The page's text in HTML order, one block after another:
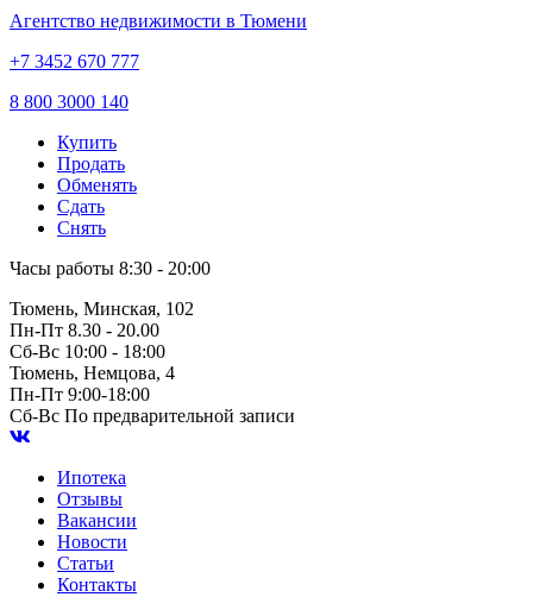
Агентство недвижимости в Тюмени
+7 3452 670 777
8 800 3000 140
Купить
Продать
Обменять
Сдать
Снять
Часы работы 8:30 - 20:00
Тюмень, Минская, 102
Пн-Пт 8.30 - 20.00
Сб-Вс 10:00 - 18:00
Тюмень, Немцова, 4
Пн-Пт 9:00-18:00
Сб-Вс По предварительной записи
Ипотека
Отзывы
Вакансии
Новости
Статьи
Контакты